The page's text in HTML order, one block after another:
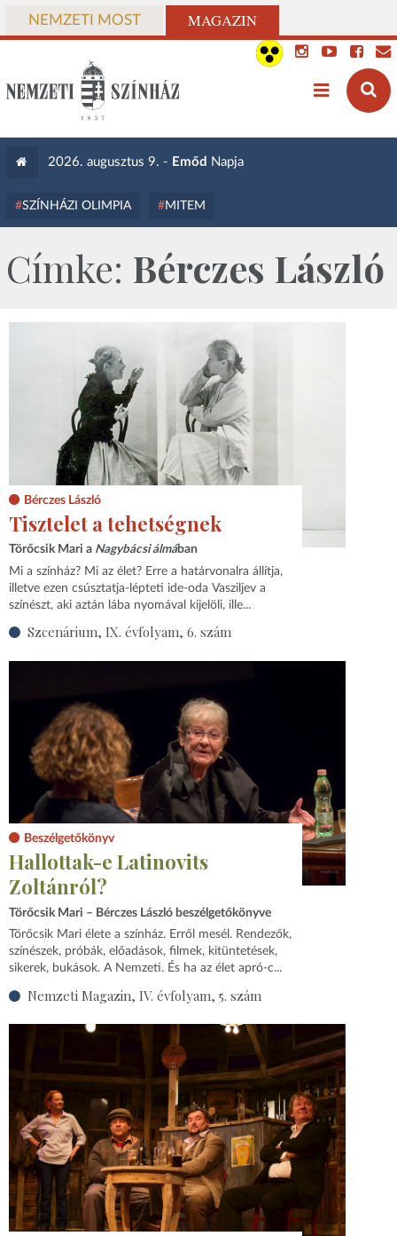
NEMZETI MOST MAGAZIN
2026. augusztus 9. - Emőd Napja
SZÍNHÁZI OLIMPIA MITEM
Címke: Bérczes László
Bérczes László
Tisztelet a tehetségnek
Törőcsik Mari a Nagybácsi álmában
Mi a színház? Mi az élet? Erre a határvonalra állítja,
illetve ezen csúsztatja-lépteti ide-oda Vasziljev a
színészt, aki aztán lába nyomával kijelöli, ille...
Szcenárium, IX. évfolyam, 6. szám
Beszélgetőkönyv
Hallottak-e Latinovits
Zoltánról?
Törőcsik Mari – Bérczes László beszélgetőkönyve
Törőcsik Mari élete a színház. Erről mesél. Rendezők,
színészek, próbák, előadások, filmek, kitüntetések,
sikerek, bukások. A Nemzeti. És ha az élet apró-c...
Nemzeti Magazin, IV. évfolyam, 5. szám